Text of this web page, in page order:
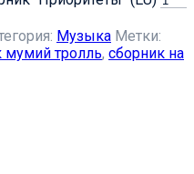
Музыка Метки:
мумий тролль, сборник на